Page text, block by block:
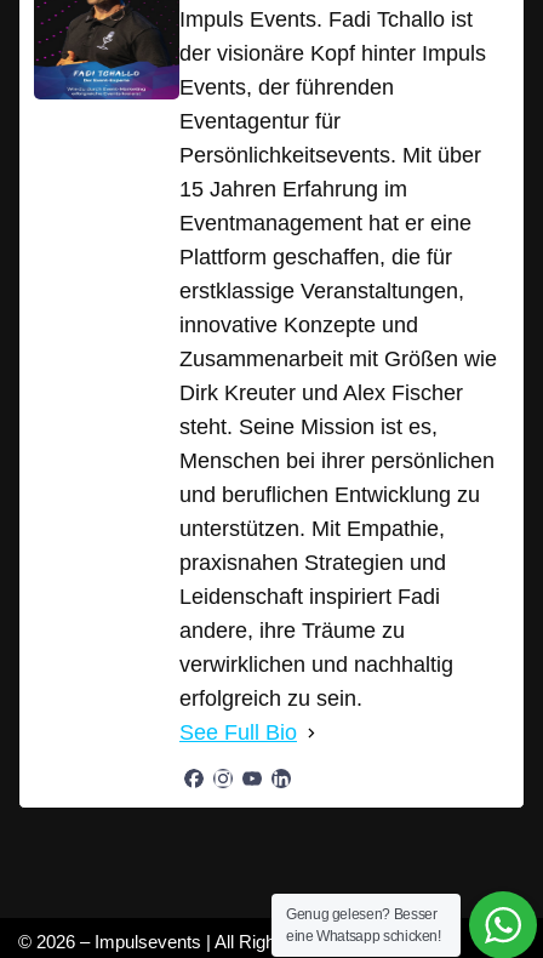
Impuls Events. Fadi Tchallo ist
der visionäre Kopf hinter Impuls
Events, der führenden
Eventagentur für
Persönlichkeitsevents. Mit über
15 Jahren Erfahrung im
Eventmanagement hat er eine
Plattform geschaffen, die für
erstklassige Veranstaltungen,
innovative Konzepte und
Zusammenarbeit mit Größen wie
Dirk Kreuter und Alex Fischer
steht. Seine Mission ist es,
Menschen bei ihrer persönlichen
und beruflichen Entwicklung zu
unterstützen. Mit Empathie,
praxisnahen Strategien und
Leidenschaft inspiriert Fadi
andere, ihre Träume zu
verwirklichen und nachhaltig
erfolgreich zu sein.
See Full Bio
© 2026 – Impulsevents | All Rights Reserved |
Genug gelesen? Besser
eine Whatsapp schicken!